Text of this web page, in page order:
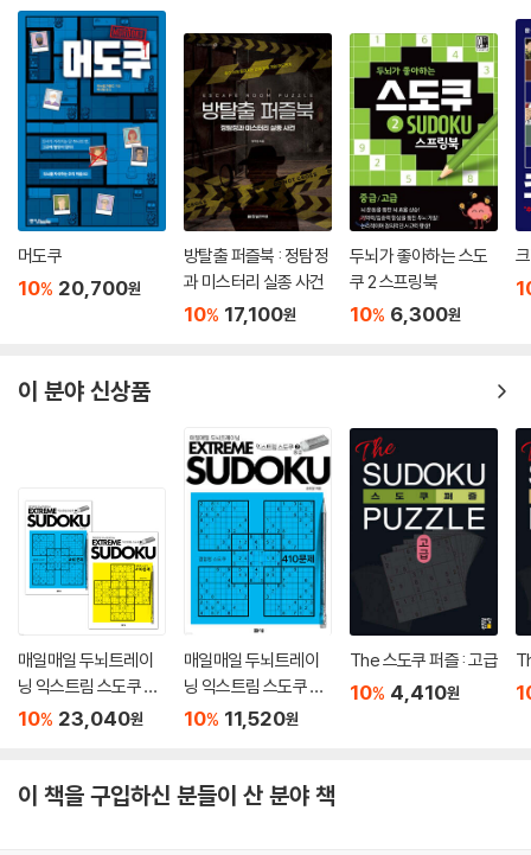
머도쿠
10% 20,700원
방탈출 퍼즐북 : 정탐정
과 미스터리 실종 사건
10% 17,100원
두뇌가 좋아하는 스도
쿠 2 스프링북
10% 6,300원
이 분야 신상품
매일매일 두뇌트레이
닝 익스트림 스도쿠 41
0 세트
10% 23,040원
매일매일 두뇌트레이
닝 익스트림 스도쿠 41
0 중급 2
10% 11,520원
The 스도쿠 퍼즐 : 고급
10% 4,410원
이 책을 구입하신 분들이 산 분야 책